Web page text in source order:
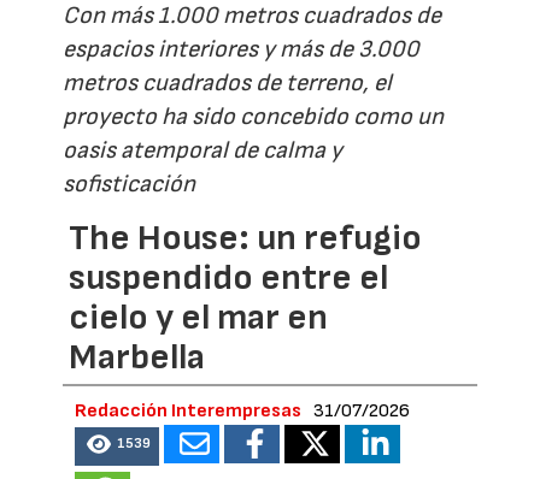
Con más 1.000 metros cuadrados de
espacios interiores y más de 3.000
metros cuadrados de terreno, el
proyecto ha sido concebido como un
oasis atemporal de calma y
sofisticación
The House: un refugio
suspendido entre el
cielo y el mar en
Marbella
Redacción Interempresas 31/07/2026
1539